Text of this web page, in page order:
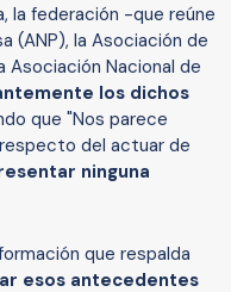
la federación -que reúne
(ANP), la Asociación de
Asociación Nacional de
los dichos
que "Nos parece
del actuar de
ninguna
que respalda
esos antecedentes